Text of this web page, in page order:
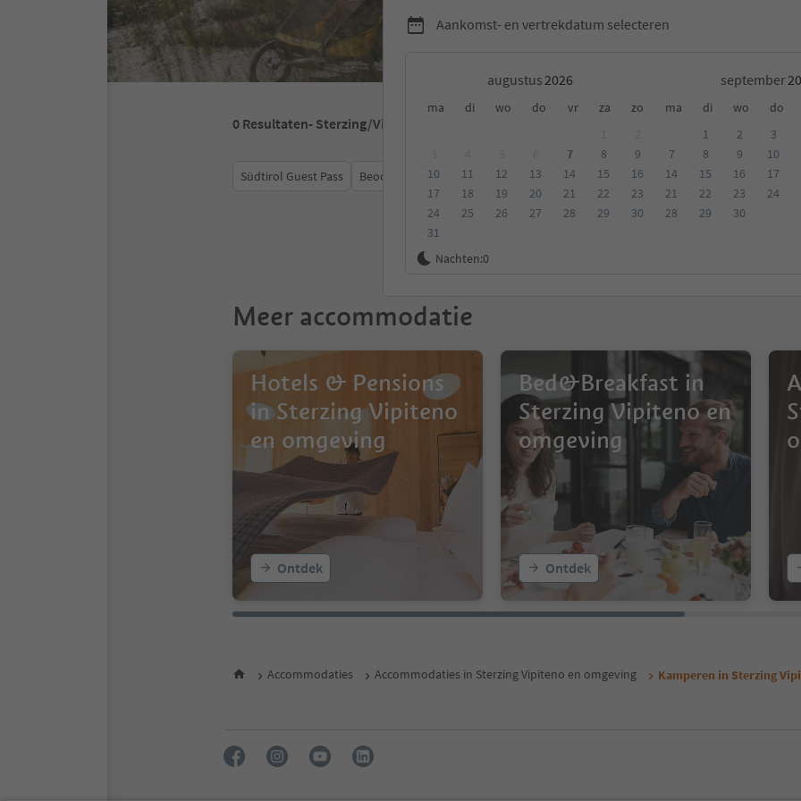
Aankomst- en vertrekdatum selecteren
augustus september
ma di wo do vr za zo ma di wo do
7 8
9
10
11 12 13 14 15
16
17
18 19 20 21 22
23
24
25 26 27 28 29
30
31
1 2 3
7
8 9 10
14
15 16 17
21
22 23 24
28
29 30
Nachten:0
0 Resultaten- Sterzing/Vipiteno en omgeving
Südtirol Guest Pass Beoordeling Categorie Type catering Duurzame accommodatie
Meer accommodatie
Hotels & Pensions
in Sterzing Vipiteno
en omgeving
Ontdek
Bed&Breakfast in
Sterzing Vipiteno en
omgeving
Ontdek
Accommodaties Accommodaties in Sterzing Vipiteno en omgeving Kamperen in Sterzing